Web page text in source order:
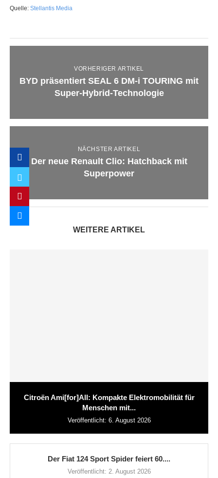
Quelle: Stellantis Media
VORHERIGER ARTIKEL
BYD präsentiert SEAL 6 DM-i TOURING mit
Super-Hybrid-Technologie
NÄCHSTER ARTIKEL
Der neue Renault Clio: Hatchback mit
Superpower
WEITERE ARTIKEL
Citroën Ami[for]All: Kompakte Elektromobilität für
Menschen mit...
Veröffentlicht: 6. August 2026
Der Fiat 124 Sport Spider feiert 60....
Veröffentlicht: 2. August 2026